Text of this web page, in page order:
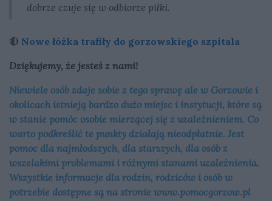
dobrze czuje się w odbiorze piłki.
🔴 Nowe łóżka trafiły do gorzowskiego szpitala
Dziękujemy, że jesteś z nami!
Niewiele osób zdaje sobie z tego sprawę ale w Gorzowie i
okolicach istnieją bardzo dużo miejsc i instytucji, które są
w stanie pomóc osobie mierzącej się z uzależnieniem. Co
warto podkreślić te punkty działają nieodpłatnie. Jest
pomoc dla najmłodszych, dla starszych, dla osób z
wszelakimi problemami i różnymi stanami uzależnienia.
Wszystkie informacje dla rodzin, rodziców i osób w
potrzebie dostępne są na stronie www.pomocgorzow.pl